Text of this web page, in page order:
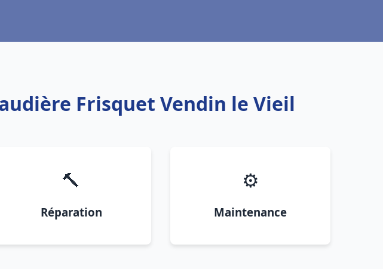
Frisquet Vendin le Vieil
🔨
Réparation
⚙️
Maintenance